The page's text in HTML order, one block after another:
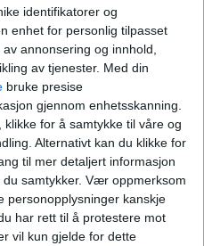
identifikatorer og
enhet for personlig tilpasset
annonsering og innhold,
av tjenester. Med din
bruke presise
gjennom enhetsskanning.
for å samtykke til våre og
Alternativt kan du klikke for
til mer detaljert informasjon
samtykker. Vær oppmerksom
personopplysninger kanskje
har rett til å protestere mot
vil kun gjelde for dette